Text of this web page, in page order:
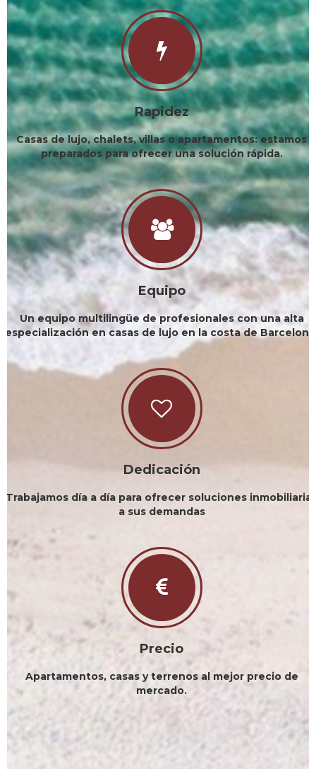
Rapidez
Casas de lujo, chalets, villas o apartamentos: estamos
preparados para ofrecer una solución rápida.
Equipo
Un equipo multilingüe de profesionales con una alta
especialización en casas de lujo en la costa de
Dedicación
Trabajamos día a día para ofrecer soluciones
a sus demandas
Precio
Apartamentos, casas y terrenos al mejor precio de
mercado.